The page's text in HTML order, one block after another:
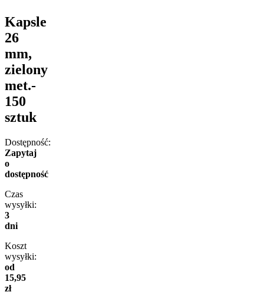
Kapsle
26
mm,
zielony
met.-
150
sztuk
Dostępność:
Zapytaj
o
dostępność
Czas
wysyłki:
3
dni
Koszt
wysyłki:
od
15,95
zł